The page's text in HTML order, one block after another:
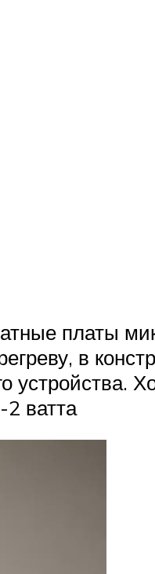
платы
в
устройства.
ватта